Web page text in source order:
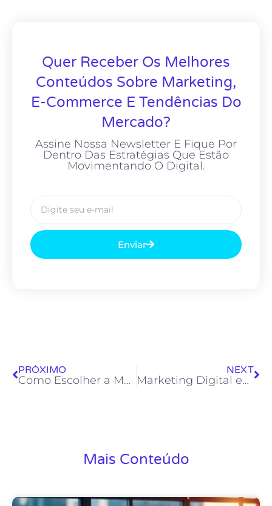
Quer Receber Os Melhores
Conteúdos Sobre Marketing,
E-Commerce E Tendências Do
Mercado?
Assine Nossa Newsletter E Fique Por
Dentro Das Estratégias Que Estão
Movimentando O Digital.
Enviar
PRÓXIMO
Como Escolher a Melhor Fábrica de Móveis em Ubá
NEXT
Marketing Digital em Leopoldina: Guia para Empresas Locais
Mais Conteúdo